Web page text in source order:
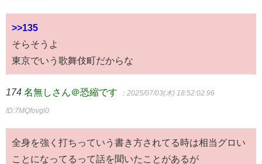
>>135
そらそうよ
東京でいう歌舞伎町だからな
174 名無しさん＠恐縮です ：2025/07/03(木) 18:52:02.96
ID:7MQfovgi0
全身を強く打ちっていう書き方されてる時は相当グロい
ことになってるって話を聞いたことがあるが